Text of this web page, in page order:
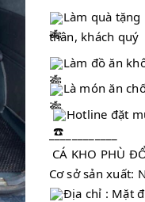
Làm quà
thân, khách quý
Làm đồ ăn
Là món ăn
Hotline đặt
____________
CÁ KHO PHÙ
Cơ sở sản xuất:
Địa chỉ : Mặt